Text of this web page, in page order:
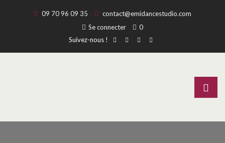
09 70 96 09 35
contact@emidancestudio.com
Se connecter
0
Suivez-nous !